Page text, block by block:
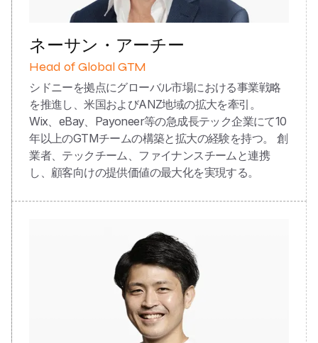
ネーサン・アーチー
Head of Global GTM
シドニーを拠点にグローバル市場における事業戦略
を推進し、米国およびANZ地域の拡大を牽引。
Wix、eBay、Payoneer等の急成長テック企業にて10
年以上のGTMチームの構築と拡大の経験を持つ。 創
業者、テックチーム、ファイナンスチームと連携
し、顧客向けの提供価値の最大化を実現する。